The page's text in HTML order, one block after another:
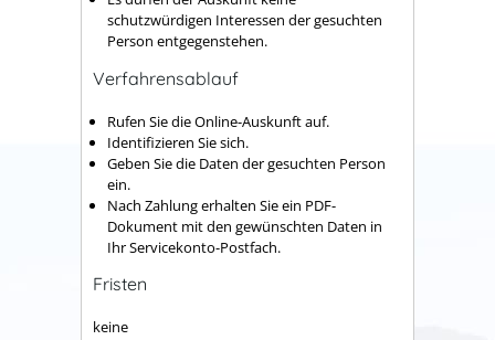
schutzwürdigen Interessen der gesuchten
Person entgegenstehen.
Verfahrensablauf
Rufen Sie die Online-Auskunft auf.
Identifizieren Sie sich.
Geben Sie die Daten der gesuchten Person
ein.
Nach Zahlung erhalten Sie ein PDF-
Dokument mit den gewünschten Daten in
Ihr Servicekonto-Postfach.
Fristen
keine